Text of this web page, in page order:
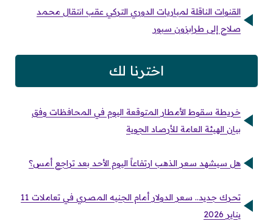
القنوات الناقلة لمباريات الدوري التركي عقب انتقال محمد
صلاح إلى طرابزون سبور
اخترنا لك
خريطة سقوط الأمطار المتوقعة اليوم في المحافظات وفق
بيان الهيئة العامة للأرصاد الجوية
هل سيشهد سعر الذهب ارتفاعاً اليوم الأحد بعد تراجع أمس؟
تحرك جديد.. سعر الدولار أمام الجنيه المصري في تعاملات 11
يناير 2026